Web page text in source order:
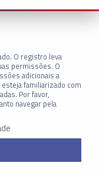
O registro leva
permissões. O
adicionais a
familiarizado com
Por favor,
navegar pela